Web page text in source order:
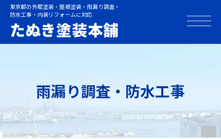
東京都の外壁塗装・屋根塗装・雨漏り調査・
防水工事・内装リフォームに対応
たぬき塗装本舗
雨漏り調査・防水工事